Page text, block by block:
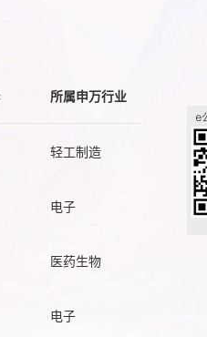
所属申万行业
轻工制造
电子
医药生物
电子